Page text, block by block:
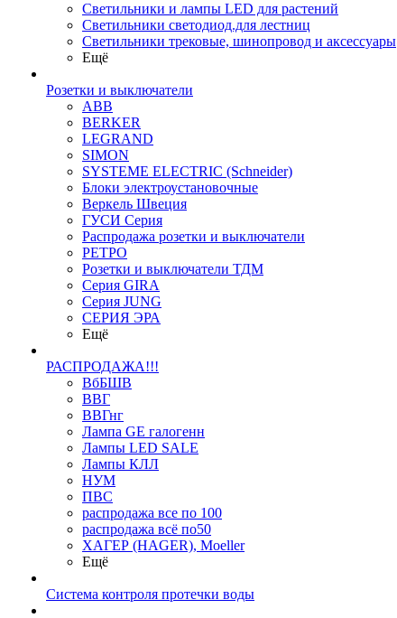
Светильники и лампы LED для растений
Светильники светодиод.для лестниц
Светильники трековые, шинопровод и аксессуары
Ещё
Розетки и выключатели
ABB
BERKER
LEGRAND
SIMON
SYSTEME ELECTRIC (Schneider)
Блоки электроустановочные
Веркель Швеция
ГУСИ Серия
Распродажа розетки и выключатели
РЕТРО
Розетки и выключатели ТДМ
Серия GIRA
Серия JUNG
СЕРИЯ ЭРА
Ещё
РАСПРОДАЖА!!!
ВбБШВ
ВВГ
ВВГнг
Лампа GE галогенн
Лампы LED SALE
Лампы КЛЛ
НУМ
ПВС
распродажа все по 100
распродажа всё по50
ХАГЕР (HAGER), Moeller
Ещё
Система контроля протечки воды